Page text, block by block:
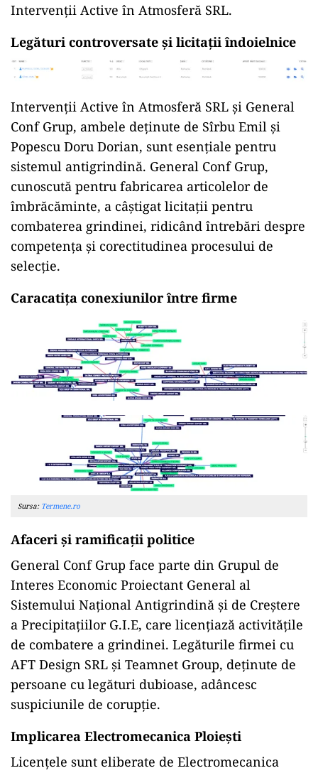
Intervenții Active în Atmosferă SRL.
Legături controversate și licitații îndoielnice
Intervenții Active în Atmosferă SRL și General
Conf Grup, ambele deținute de Sîrbu Emil și
Popescu Doru Dorian, sunt esențiale pentru
sistemul antigrindină. General Conf Grup,
cunoscută pentru fabricarea articolelor de
îmbrăcăminte, a câștigat licitații pentru
combaterea grindinei, ridicând întrebări despre
competența și corectitudinea procesului de
selecție.
Caracatița conexiunilor între firme
Sursa: Termene.ro
Afaceri și ramificații politice
General Conf Grup face parte din Grupul de
Interes Economic Proiectant General al
Sistemului Național Antigrindină și de Creștere
a Precipitațiilor G.I.E, care licențiază activitățile
de combatere a grindinei. Legăturile firmei cu
AFT Design SRL și Teamnet Group, deținute de
persoane cu legături dubioase, adâncesc
suspiciunile de corupție.
Implicarea Electromecanica Ploiești
Licențele sunt eliberate de Electromecanica